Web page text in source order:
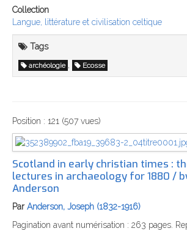
Collection
Langue, littérature et civilisation celtique
Tags
archéologie , Ecosse
Position : 121 (507 vues)
Scotland in early christian times :
lectures in archaeology for 1880 /
Anderson
ParAnderson, Joseph (1832-1916)
Pagination avant numérisation : 263 pages.